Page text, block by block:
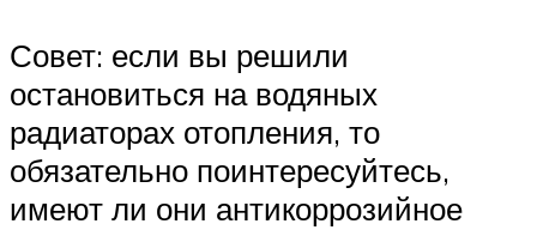
Совет: если вы решили
остановиться на водяных
радиаторах отопления, то
обязательно поинтересуйтесь,
имеют ли они антикоррозийное